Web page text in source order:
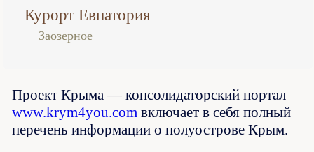
Курорт Евпатория
Заозерное
Проект Крыма — консолидаторский портал
www.krym4you.com включает в себя полный
перечень информации о полуострове Крым.